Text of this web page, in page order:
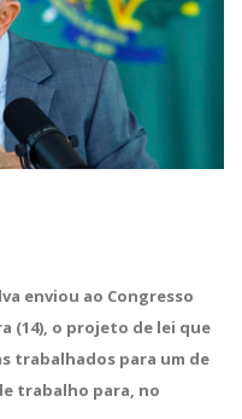
enviou ao Congresso
(14), o projeto de lei que
trabalhados para um de
trabalho para, no